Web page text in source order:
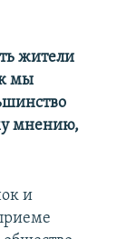
жители
мы
мнению,
и